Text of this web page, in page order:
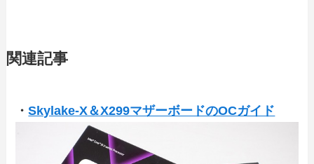
関連記事
・Skylake-X＆X299マザーボードのOCガイド